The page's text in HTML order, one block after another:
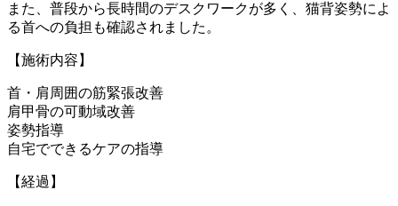
また、普段から長時間のデスクワークが多く、猫背姿勢によ
る首への負担も確認されました。
【施術内容】
首・肩周囲の筋緊張改善
肩甲骨の可動域改善
姿勢指導
自宅でできるケアの指導
【経過】